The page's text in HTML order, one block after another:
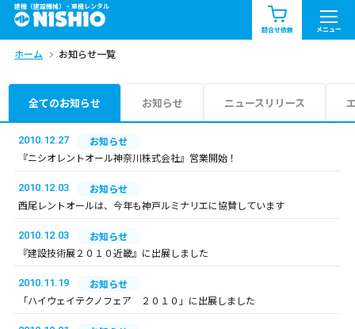
建機（建設機械）・重機レンタル
問合せ依頼 メニュー
商品一覧 お知らせ一覧
問合せ依頼リスト
エリア情報を見る
ホーム お知らせ一覧
全てのお知らせ お知らせ ニュースリリース
2010.12.27
お知らせ
『ニシオレントオール神奈川株式会社』営業開始！
2010.12.03
お知らせ
西尾レントオールは、今年も神戸ルミナリエに協賛しています
2010.12.03
お知らせ
『建設技術展２０１０近畿』に出展しました
2010.11.19
お知らせ
「ハイウェイテクノフェア ２０１０」に出展しました